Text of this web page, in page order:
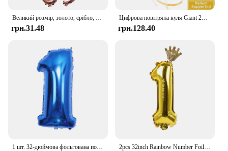
Великий розмір, золото, срібло, рожеве золото, повітряна куля з цифрами, день народження, весілля, прикраси, фольговані повітряні кулі, іграшка для хлопчика, дитячий душ
грн.31.48
Цифрова повітряна куля Giant 2025 32 дюйма, новорічні повітряні кулі 2025, фольговані повітряні кулі Happy New Yearations 2025, новорічна вечірка Suppli
грн.128.40
1 шт. 32-дюймова фольгована повітряна куля номер 0 1 2 3 4 5 6 7 8 9 Хлопчики Дівчата День народження Темно-сині повітряні кулі Party Supply 2pcs 32inch Rainbow Number Foil Balloons with Crown for Kids Boy Girl 1st Birthday Party Decorations Rose Gold Figures Globos